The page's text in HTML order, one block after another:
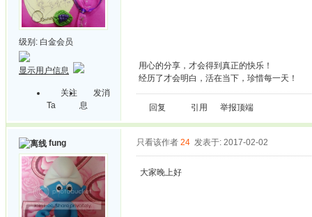
级别: 白金会员
显示用户信息
关注
Ta
发消
息
用心的分享，才会得到真正的快乐！
经历了才会明白，活在当下，珍惜每一天！
回复 引用 举报顶端
fung 只看该作者 24 发表于: 2017-02-02
大家晚上好